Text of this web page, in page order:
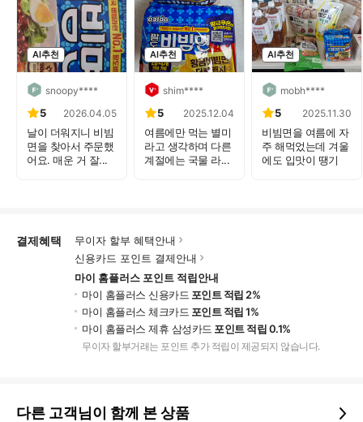
AI추천
snoopy****
5 2026.04.05
날이 더워지니 비빔
면을 찾아서 주문했
어요. 매운 거 잘...
AI추천
shim****
5 2025.12.04
여름에만 먹는 별미
라고 생각하며 다른
계절에는 국물 라...
AI추천
mobh****
5 2025.11.30
비빔면을 여름에 자
주 해먹었는데 겨울
에도 입맛이 땡기
결제혜택
무이자 할부 혜택안내
신용카드 포인트 결제안내
마이 홈플러스 포인트 적립안내
마이 홈플러스 신용카드 포인트 적립 2%
마이 홈플러스 체크카드 포인트 적립 1%
마이 홈플러스 제휴 삼성카드 포인트 적립 0.1%
무이자 할부거래는 포인트 추가 적립이 제공되지 않습니다.
다른 고객님이 함께 본 상품